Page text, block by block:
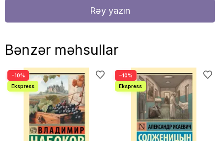
Rəy yazın
Bənzər məhsullar
−10% −10%